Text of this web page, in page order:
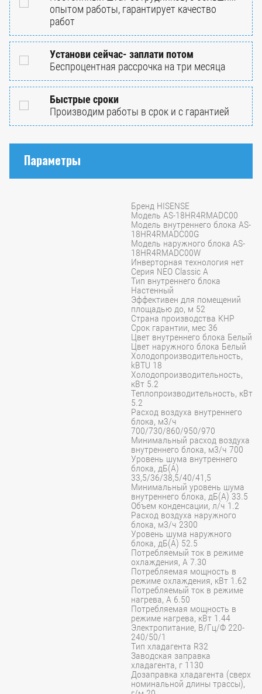
опытом работы, гарантирует качество
работ
Установи сейчас- заплати потом
Беспроцентная рассрочка на три месяца
Быстрые сроки
Производим работы в срок и с гарантией
Параметры
Бренд HISENSE
Модель AS-18HR4RMADC00
Модель внутреннего блока AS-
18HR4RMADC00G
Модель наружного блока AS-
18HR4RMADC00W
Инверторная технология нет
Серия NEO Classic A
Тип внутреннего блока
Настенный
Эффективен для помещений
площадью до, м 52
Страна производства КНР
Срок гарантии, мес 36
Цвет внутреннего блока Белый
Цвет наружного блока Белый
Холодопроизводительность,
kBTU 18
Холодопроизводительность,
кВт 5.2
Теплопроизводительность, кВт
5.2
Расход воздуха внутреннего
блока, м3/ч
700/730/860/950/970
Минимальный расход воздуха
внутреннего блока, м3/ч 700
Уровень шума внутреннего
блока, дБ(А)
33,5/36/38,5/40/41,5
Минимальный уровень шума
внутреннего блока, дБ(А) 33.5
Объем конденсации, л/ч 1.2
Расход воздуха наружного
блока, м3/ч 2300
Уровень шума наружного
блока, дБ(А) 52.5
Потребляемый ток в режиме
охлаждения, A 7.30
Потребляемая мощность в
режиме охлаждения, кВт 1.62
Потребляемый ток в режиме
нагрева, A 6.50
Потребляемая мощность в
режиме нагрева, кВт 1.44
Электропитание, В/Гц/Ф 220-
240/50/1
Тип хладагента R32
Заводская заправка
хладагента, г 1130
Дозаправка хладагента (сверх
номинальной длины трассы),